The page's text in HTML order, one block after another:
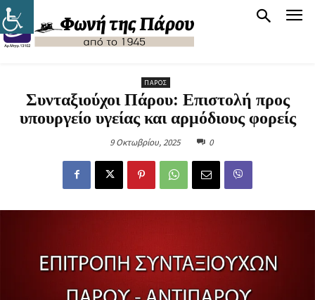
ΠΆΡΟΣ
Συνταξιούχοι Πάρου: Επιστολή προς
υπουργείο υγείας και αρμόδιους φορείς
9 Οκτωβρίου, 2025 0